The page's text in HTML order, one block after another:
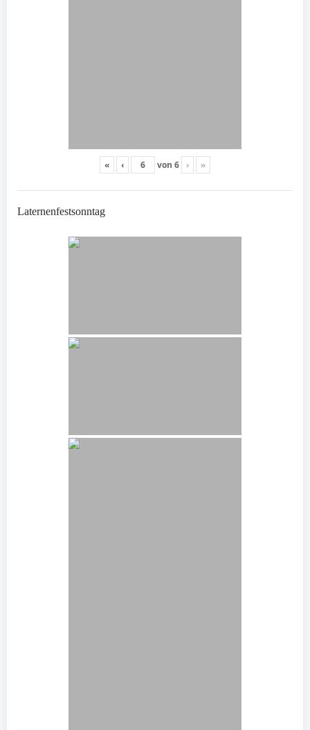
« ‹ von 6 › »
Laternenfestsonntag